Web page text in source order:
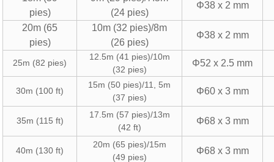
pies)
(24 pies)
Φ38 x 2 mm
20m (65
pies)
10m (32 pies)/8m
(26 pies)
Φ38 x 2 mm
25m (82 pies)
12.5m (41 pies)/10m
(32 pies)
Φ52 x 2.5 mm
30m (100 ft)
15m (50 pies)/11, 5m
(37 pies)
Φ60 x 3 mm
35m (115 ft)
17.5m (57 pies)/13m
(42 ft)
Φ68 x 3 mm
40m (130 ft)
20m (65 pies)/15m
(49 pies)
Φ68 x 3 mm